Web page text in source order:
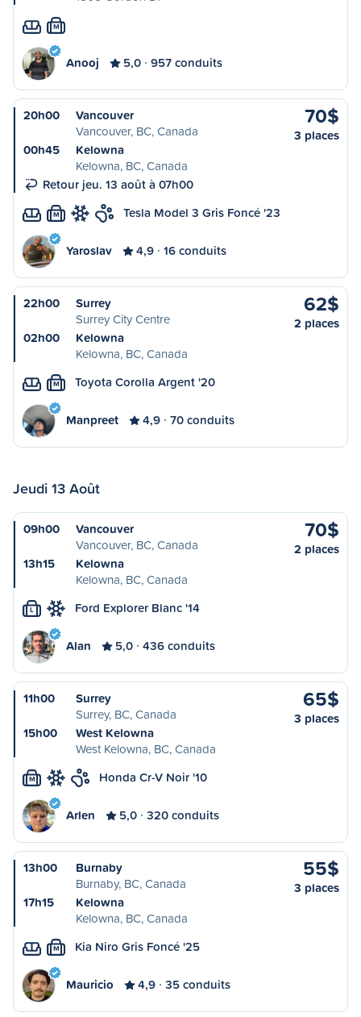
M
Anooj 5,0 957 conduits
20h00
Vancouver
Vancouver, BC, Canada
00h45
Kelowna
Kelowna, BC, Canada
Retour jeu. 13 août à 07h00
70$
3 places
M Tesla Model 3 Gris Foncé '23
Yaroslav 4,9 16 conduits
22h00
Surrey
Surrey City Centre
02h00
Kelowna
Kelowna, BC, Canada
62$
2 places
M Toyota Corolla Argent '20
Manpreet 4,9 70 conduits
Jeudi 13 Août
09h00
Vancouver
Vancouver, BC, Canada
13h15
Kelowna
Kelowna, BC, Canada
70$
2 places
L Ford Explorer Blanc '14
Alan 5,0 436 conduits
11h00
Surrey
Surrey, BC, Canada
15h00
West Kelowna
West Kelowna, BC, Canada
65$
3 places
M Honda Cr-V Noir '10
Arlen 5,0 320 conduits
13h00
Burnaby
Burnaby, BC, Canada
17h15
Kelowna
Kelowna, BC, Canada
55$
3 places
M Kia Niro Gris Foncé '25
Mauricio 4,9 35 conduits